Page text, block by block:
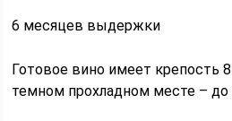
6 месяцев выдержки
Готовое вино имеет крепость
темном прохладном месте – до